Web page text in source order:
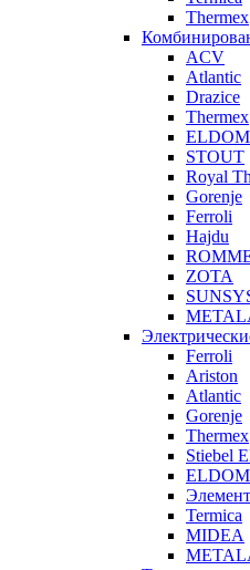
Thermex
ACV
Atlantic
Drazice
Thermex
ELDOM
STOUT
Royal
Gorenje
Ferroli
Hajdu
ZOTA
Ferroli
Ariston
Atlantic
Gorenje
Thermex
Stiebel
ELDOM
Termica
MIDEA